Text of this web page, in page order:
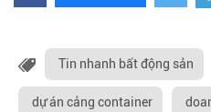
Tin nhanh bất động sản
dự án cảng container